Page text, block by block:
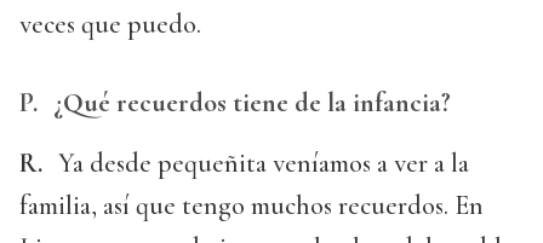
veces que puedo.
P. ¿Qué recuerdos tiene de la infancia?
R. Ya desde pequeñita veníamos a ver a la
familia, así que tengo muchos recuerdos. En